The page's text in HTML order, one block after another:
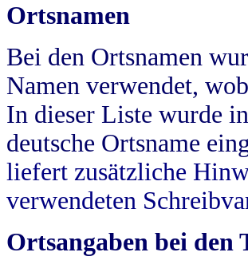
Ortsnamen
Bei den Ortsnamen
Namen verwendet,
In dieser Liste wurde
deutsche Ortsname
liefert zusätzliche
verwendeten
Ortsangaben bei den